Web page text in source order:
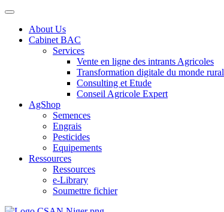
About Us
Cabinet BAC
Services
Vente en ligne des intrants Agricoles
Transformation digitale du monde rural
Consulting et Etude
Conseil Agricole Expert
AgShop
Semences
Engrais
Pesticides
Equipements
Ressources
Ressources
e-Library
Soumettre fichier